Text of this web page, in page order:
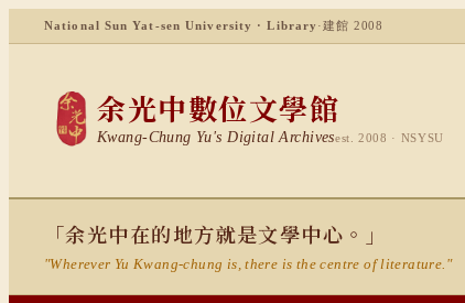
National Sun Yat-sen University · Library ·建館 2008
余光中數位文學館
Kwang-Chung Yu's Digital Archivesest. 2008 · NSYSU
「余光中在的地方就是文學中心。」
"Wherever Yu Kwang-chung is, there is the centre of literature."